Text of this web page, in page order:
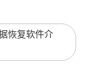
恢复软件介